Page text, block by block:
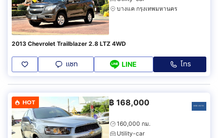
บางแค กรุงเทพมหานคร
2013 Chevrolet Trailblazer 2.8 LTZ 4WD
แชท LINE โทร
HOT ฿ 168,000
160,000 กม.
Utility-car